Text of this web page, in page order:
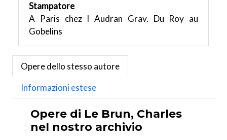
Stampatore
A Paris chez I Audran Grav. Du Roy au
Gobelins
Opere dello stesso autore
Informazioni estese
Opere di Le Brun, Charles
nel nostro archivio